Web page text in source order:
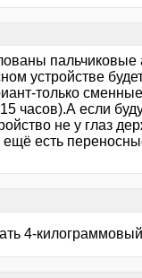
пальчиковые
устройстве
только
часов).А если
не у глаз
ещё есть
4-